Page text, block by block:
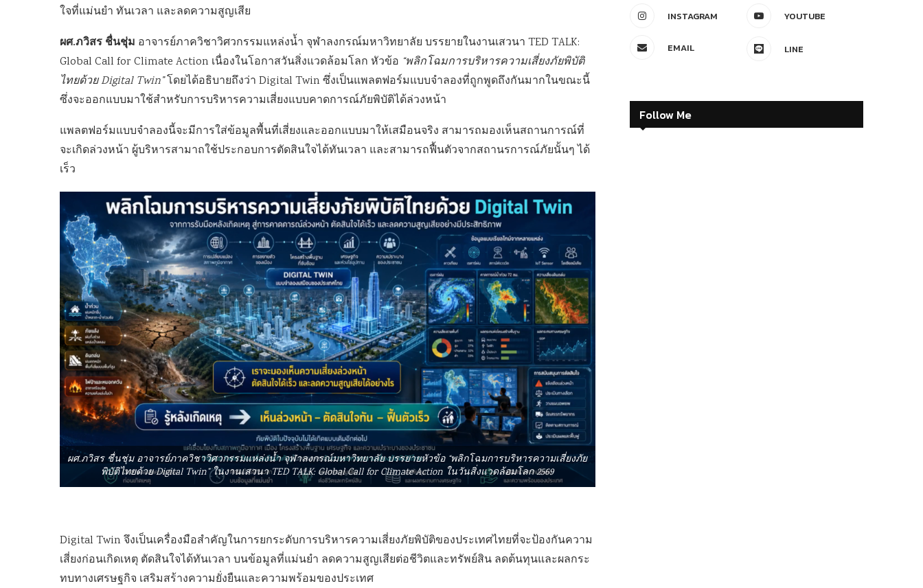
ใจที่แม่นยำ ทันเวลา และลดความสูญเสีย
ผศ.ภวิสร ชื่นชุ่ม อาจารย์ภาควิชาวิศวกรรมแหล่งน้ำ จุฬาลงกรณ์มหาวิทยาลัย บรรยายในงานเสวนา TED TALK:
Global Call for Climate Action เนื่องในโอกาสวันสิ่งแวดล้อมโลก หัวข้อ “พลิกโฉมการบริหารความเสี่ยงภัยพิบัติ
ไทยด้วย Digital Twin”โดยได้อธิบายถึงว่า Digital Twin ซึ่งเป็นแพลตฟอร์มแบบจำลองที่ถูกพูดถึงกันมากในขณะนี้
ซึ่งจะออกแบบมาใช้สำหรับการบริหารความเสี่ยงแบบคาดการณ์ภัยพิบัติได้ล่วงหน้า
แพลตฟอร์มแบบจำลองนี้จะมีการใส่ข้อมูลพื้นที่เสี่ยงและออกแบบมาให้เสมือนจริง สามารถมองเห็นสถานการณ์ที่
จะเกิดล่วงหน้า ผู้บริหารสามาถใช้ประกอบการตัดสินใจได้ทันเวลา และสามารถฟื้นตัวจากสถานรการณ์ภัยนั้นๆ ได้
เร็ว
ผศ.ภวิสร ชื่นชุ่ม อาจารย์ภาควิชาวิศวกรรมแหล่งน้ำ จุฬาลงกรณ์มหาวิทยาลัย บรรยายหัวข้อ “พลิกโฉมการบริหารความเสี่ยงภัย
พิบัติไทยด้วย Digital Twin” ในงานเสวนา TED TALK: Global Call for Climate Action ในวันสิ่งแวดล้อมโลก 2569
Digital Twin จึงเป็นเครื่องมือสำคัญในการยกระดับการบริหารความเสี่ยงภัยพิบัติของประเทศไทยที่จะป้องกันความ
เสี่ยงก่อนเกิดเหตุ ตัดสินใจได้ทันเวลา บนข้อมูลที่แม่นยำ ลดความสูญเสียต่อชีวิตและทรัพย์สิน ลดต้นทุนและผลกระ
ทบทางเศรษฐกิจ เสริมสร้างความยั่งยืนและความพร้อมของประเทศ
INSTAGRAM YOUTUBE
EMAIL LINE
Follow Me